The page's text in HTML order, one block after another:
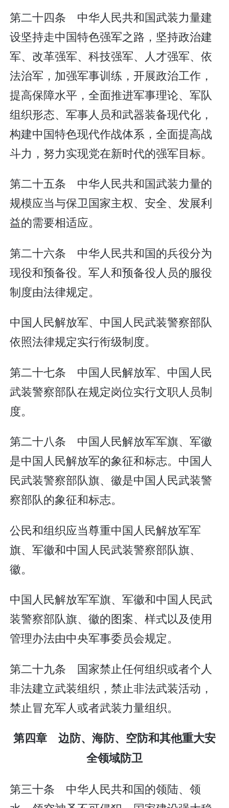
第二十四条 中华人民共和国武装力量建
设坚持走中国特色强军之路，坚持政治建
军、改革强军、科技强军、人才强军、依
法治军，加强军事训练，开展政治工作，
提高保障水平，全面推进军事理论、军队
组织形态、军事人员和武器装备现代化，
构建中国特色现代作战体系，全面提高战
斗力，努力实现党在新时代的强军目标。
第二十五条 中华人民共和国武装力量的
规模应当与保卫国家主权、安全、发展利
益的需要相适应。
第二十六条 中华人民共和国的兵役分为
现役和预备役。军人和预备役人员的服役
制度由法律规定。
中国人民解放军、中国人民武装警察部队
依照法律规定实行衔级制度。
第二十七条 中国人民解放军、中国人民
武装警察部队在规定岗位实行文职人员制
度。
第二十八条 中国人民解放军军旗、军徽
是中国人民解放军的象征和标志。中国人
民武装警察部队旗、徽是中国人民武装警
察部队的象征和标志。
公民和组织应当尊重中国人民解放军军
旗、军徽和中国人民武装警察部队旗、
徽。
中国人民解放军军旗、军徽和中国人民武
装警察部队旗、徽的图案、样式以及使用
管理办法由中央军事委员会规定。
第二十九条 国家禁止任何组织或者个人
非法建立武装组织，禁止非法武装活动，
禁止冒充军人或者武装力量组织。
第四章 边防、海防、空防和其他重大安
全领域防卫
第三十条 中华人民共和国的领陆、领